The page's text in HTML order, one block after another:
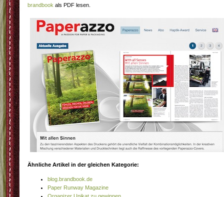
brandbook als PDF lesen.
Ähnliche Artikel in der gleichen Kategorie:
blog.brandbook.de
Paper Runway Magazine